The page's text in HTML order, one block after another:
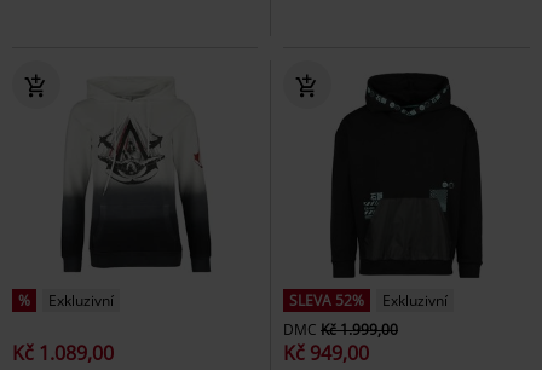
% Exkluzivní
Kč 1.089,00
SLEVA 52%
Exkluzivní
DMC Kč 1.999,00
Kč 949,00